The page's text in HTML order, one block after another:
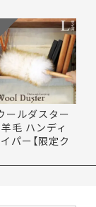
ールダスター
羊毛 ハンディ
パー【限定ク